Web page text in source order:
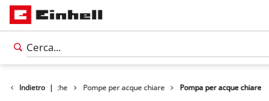
Indietro |
Pompe idriche Pompe per acque chiare Pompa per acque chiare